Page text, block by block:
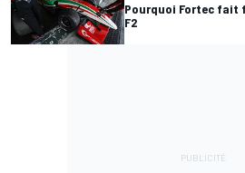
Pourquoi Fortec fait
F2